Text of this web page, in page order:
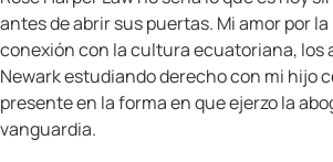
Hoy, cuando regresamos a
profesionales o litigios
accidente de auto Newark,
mismas calles que recorrí como
derecho y sentimos algo que solo